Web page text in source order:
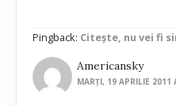
Pingback: Citește, nu vei fi
Americansky
MARȚI, 19 APRILIE 2011